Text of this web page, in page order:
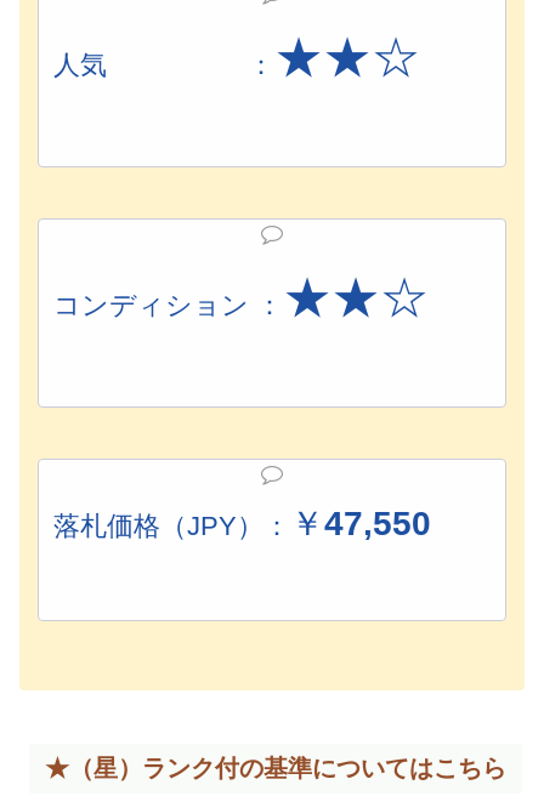
人気 ： ★★☆
コンディション ： ★★☆
落札価格（JPY）： ￥47,550
★（星）ランク付の基準についてはこちら